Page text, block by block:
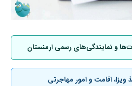
و نمایندگی‌های رسمی ارمنستان
ویزا، اقامت و امور مهاجرتی